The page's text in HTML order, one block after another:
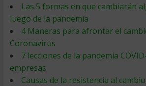
Las 5 formas en que cambiarán
luego de la pandemia
4 Maneras para afrontar el
Coronavirus
7 lecciones de la pandemia
empresas
Causas de la resistencia al